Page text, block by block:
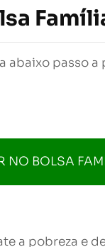
passo a
NO BOLSA
a pobreza e